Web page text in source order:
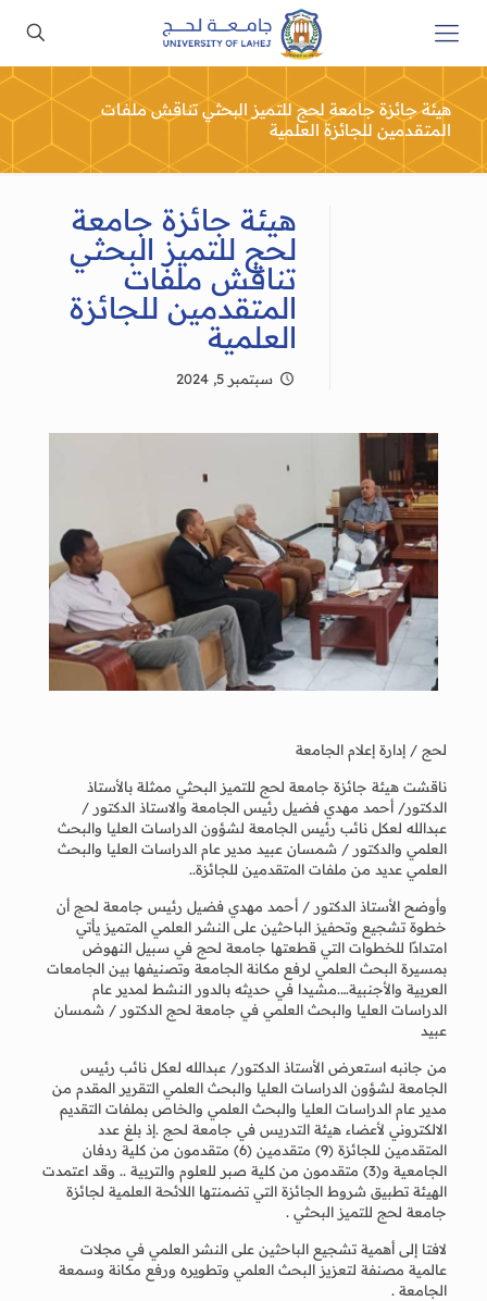
هيئة جائزة جامعة لحج للتميز البحثي تناقش ملفات
المتقدمين للجائزة العلمية
هيئة جائزة جامعة
لحج للتميز البحثي
تناقش ملفات
المتقدمين للجائزة
العلمية
سبتمبر 5, 2024
لحج / إدارة إعلام الجامعة
ناقشت هيئة جائزة جامعة لحج للتميز البحثي ممثلة بالأستاذ
الدكتور/ أحمد مهدي فضيل رئيس الجامعة والاستاذ الدكتور /
عبدالله لعكل نائب رئيس الجامعة لشؤون الدراسات العليا والبحث
العلمي والدكتور / شمسان عبيد مدير عام الدراسات العليا والبحث
العلمي عديد من ملفات المتقدمين للجائزة..
وأوضح الأستاذ الدكتور / أحمد مهدي فضيل رئيس جامعة لحج أن
خطوة تشجيع وتحفيز الباحثين على النشر العلمي المتميز يأتي
امتدادًا للخطوات التي قطعتها جامعة لحج في سبيل النهوض
بمسيرة البحث العلمي لرفع مكانة الجامعة وتصنيفها بين الجامعات
العربية والأجنبية….مشيدا في حديثه بالدور النشط لمدير عام
الدراسات العليا والبحث العلمي في جامعة لحج الدكتور / شمسان
عبيد
من جانبه استعرض الأستاذ الدكتور/ عبدالله لعكل نائب رئيس
الجامعة لشؤون الدراسات العليا والبحث العلمي التقرير المقدم من
مدير عام الدراسات العليا والبحث العلمي والخاص بملفات التقديم
الالكتروني لأعضاء هيئة التدريس في جامعة لحج .إذ بلغ عدد
المتقدمين للجائزة (9) متقدمين (6) متقدمون من كلية ردفان
الجامعية و(3) متقدمون من كلية صبر للعلوم والتربية .. وقد اعتمدت
الهيئة تطبيق شروط الجائزة التي تضمنتها اللائحة العلمية لجائزة
جامعة لحج للتميز البحثي .
لافتا إلى أهمية تشجيع الباحثين على النشر العلمي في مجلات
عالمية مصنفة لتعزيز البحث العلمي وتطويره ورفع مكانة وسمعة
الجامعة .